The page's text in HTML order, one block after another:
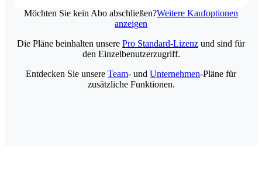
Möchten Sie kein Abo abschließen?Weitere Kaufoptionen
anzeigen
Die Pläne beinhalten unsere Pro Standard-Lizenz und sind für
den Einzelbenutzerzugriff.
Entdecken Sie unsere Team- und Unternehmen-Pläne für
zusätzliche Funktionen.